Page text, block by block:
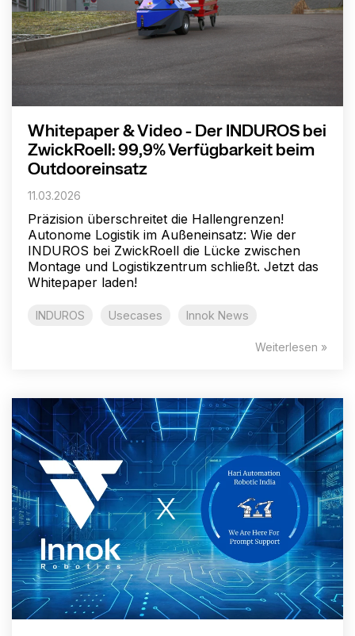
Whitepaper & Video - Der INDUROS bei
ZwickRoell: 99,9% Verfügbarkeit beim
Outdooreinsatz
11.03.2026
Präzision überschreitet die Hallengrenzen!
Autonome Logistik im Außeneinsatz: Wie der
INDUROS bei ZwickRoell die Lücke zwischen
Montage und Logistikzentrum schließt. Jetzt das
Whitepaper laden!
INDUROS Usecases Innok News
Weiterlesen »